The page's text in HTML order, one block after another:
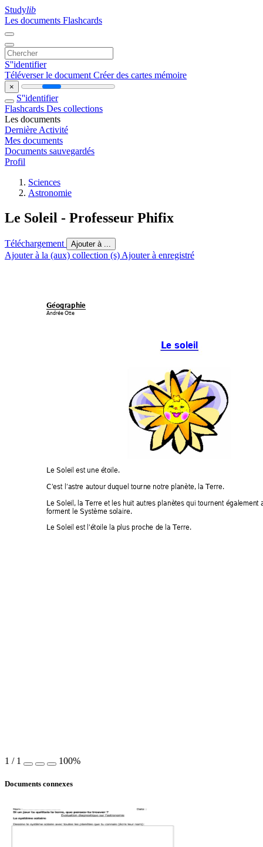
Studylib
Les documents Flashcards
S''identifier
Téléverser le document Créer des cartes mémoire
×
S''identifier
Flashcards Des collections
Les documents
Dernière Activité
Mes documents
Documents sauvegardés
Profil
Sciences
Astronomie
Le Soleil - Professeur Phifix
Téléchargement Ajouter à ...
Ajouter à la (aux) collection (s) Ajouter à enregistré
Géographie
AndréeOtte
Lesoleil
LeSoleilest uneétoile.
C’est l’astre autourduqueltourne notre planète, laTerre.
LeSoleil,laTerreetles huitautresplanètesquitournent également
forment leSystèmesolaire.
LeSoleilestl’étoilela plus proche delaTerre.
1 / 1 100%
Documents connexes